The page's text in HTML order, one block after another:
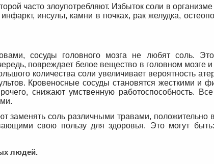
часто злоупотребляют. Избыток соли в
инсульт, камни в почках, рак желудка,
сосуды головного мозга не любят соль.
повреждает белое вещество в головном мозге и
количества соли увеличивает вероятность
Кровеносные сосуды становятся жесткими и
снижают умственную работоспособность.
заменять соль различными травами,
свою пользу для здоровья. Это могут
людей.